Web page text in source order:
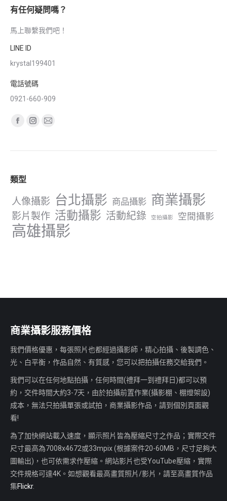
有任何疑問嗎？
馬上聯繫我們吧！
LINE ID
krystal199401
電話號碼
0921-660-909
Find us on:
Facebook
opens
new
Instagram
opensopens
window
類型
人像攝影 台北攝影 商品攝影 商業攝影
影片製作 活動攝影 活動紀錄 空拍攝影 空間攝影
高雄攝影
商業攝影服務價格
我們價格優惠，每張照片也都經過攝影師，精心拍攝、後製調色、
光、白平衡，作品自然、有質感，您可以把拍攝任務交給我們。
我們可以在任何地點拍攝，任何時間(禮拜一到禮拜日)都可以預
約，交件時間大約3-7天，由於拍攝前置作業(攝影棚、棚燈架設)
成本，無法只拍攝單張或試拍，商業攝影作品，請到個別頁面觀
看!
為了加快網站載入速度，顯示照片皆為壓縮尺寸之作品；實際交件
尺寸最高為7008x4672或33mpix (根據案件20-60MB，尺寸足夠大
圖輸出)，也可依需求作壓縮。網站影片也受YouTube壓縮，實際
交件規格可達4K。如想觀看最高畫質照片/影片，請至高畫質作品
集Flickr.